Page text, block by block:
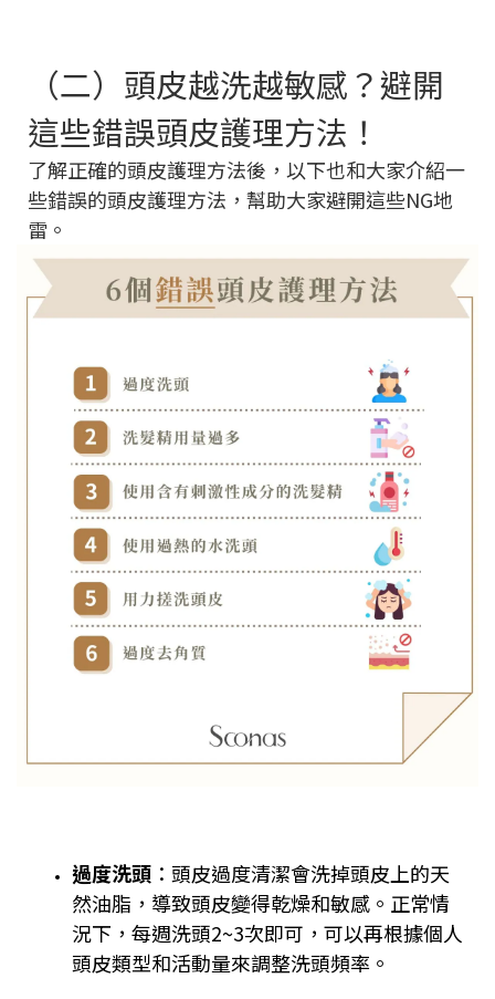
（二）頭皮越洗越敏感？避開
這些錯誤頭皮護理方法！
了解正確的頭皮護理方法後，以下也和大家介紹一
些錯誤的頭皮護理方法，幫助大家避開這些NG地
雷。
過度洗頭 ：頭皮過度清潔會洗掉頭皮上的天
然油脂，導致頭皮變得乾燥和敏感。正常情
況下，每週洗頭2~3次即可，可以再根據個人
頭皮類型和活動量來調整洗頭頻率。